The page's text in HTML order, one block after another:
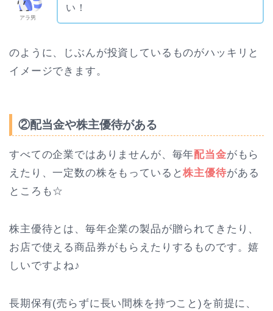
アラ男
い！
のように、じぶんが投資しているものがハッキリと
イメージできます。
②配当金や株主優待がある
すべての企業ではありませんが、毎年配当金がもら
えたり、一定数の株をもっていると株主優待がある
ところも☆
株主優待とは、毎年企業の製品が贈られてきたり、
お店で使える商品券がもらえたりするものです。嬉
しいですよね♪
長期保有(売らずに長い間株を持つこと)を前提に、